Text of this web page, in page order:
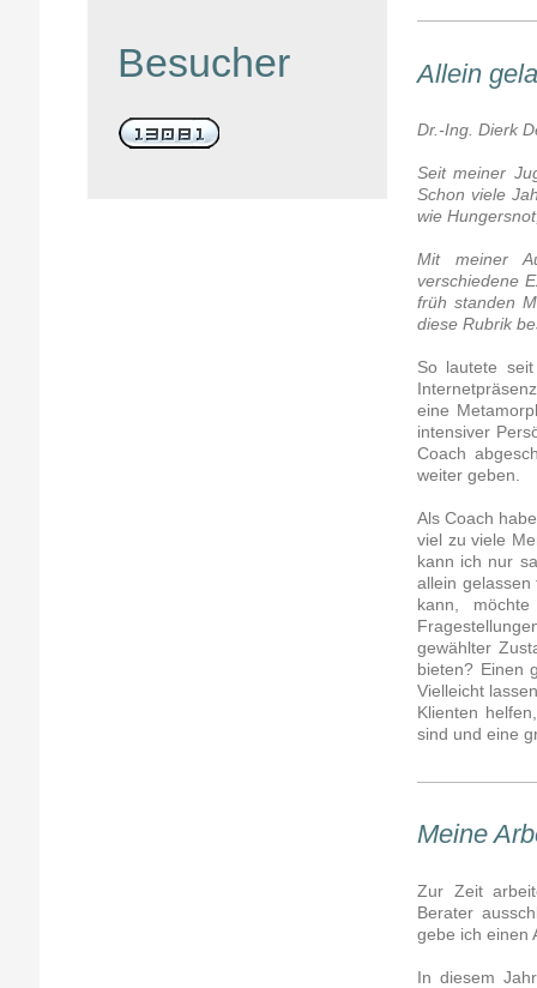
Allein
Dr.-Ing. Dierk
Seit meiner
Schon viele
wie
Mit meiner
verschiedene
früh standen
diese Rubrik
So lautete
eine
intensiver
Coach
weiter geben.
Als Coach
viel zu viele
kann ich nur
allein gelassen
kann,
gewählter
bieten? Einen
Vielleicht
Klienten
sind und eine
Meine
Zur Zeit
Berater
gebe ich einen
In diesem
Besucher